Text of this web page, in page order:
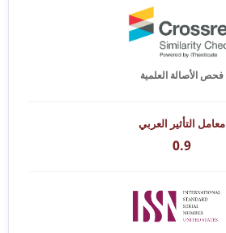
فحص الأصالة العلمية
معامل التأثير العربي
0.9